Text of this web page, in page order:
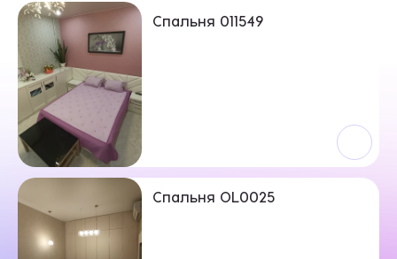
Спальня 011549
Спальня OL0025